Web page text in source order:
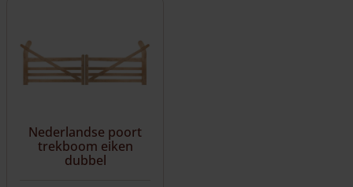
Nederlandse poort
trekboom eiken
dubbel